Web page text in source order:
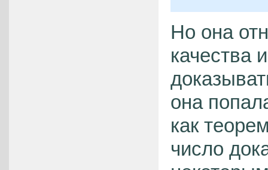
Но она
качества
она
как
число